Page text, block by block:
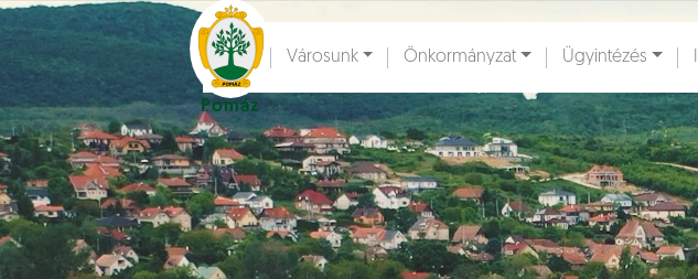
Pomáz
Ugrás a fő tartalomhoz
Városunk Önkormányzat Ügyintézés